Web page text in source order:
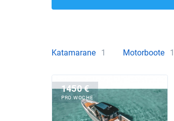
Katamarane 1 Motorboote 1
1450 €
PRO WOCHE